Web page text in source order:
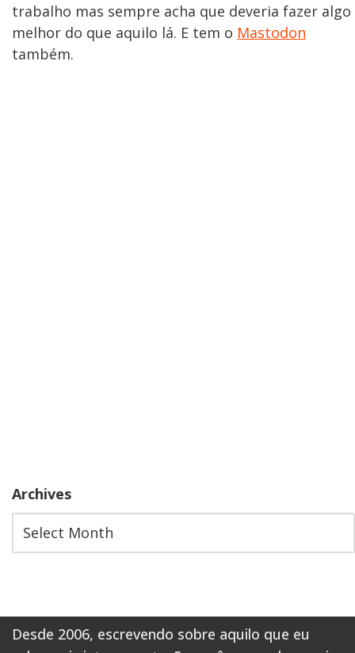
trabalho mas sempre acha que deveria fazer algo
melhor do que aquilo lá. E tem o Mastodon
também.
Archives
Desde 2006, escrevendo sobre aquilo que eu